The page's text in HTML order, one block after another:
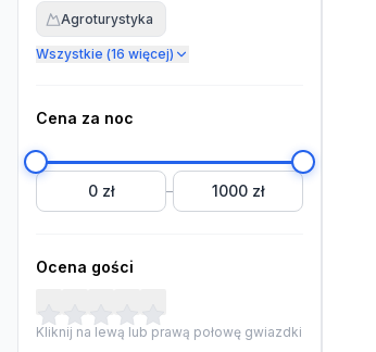
Agroturystyka
Wszystkie (16 więcej)
Cena za noc
0 zł – 1000 zł
Ocena gości
Kliknij na lewą lub prawą połowę gwiazdki